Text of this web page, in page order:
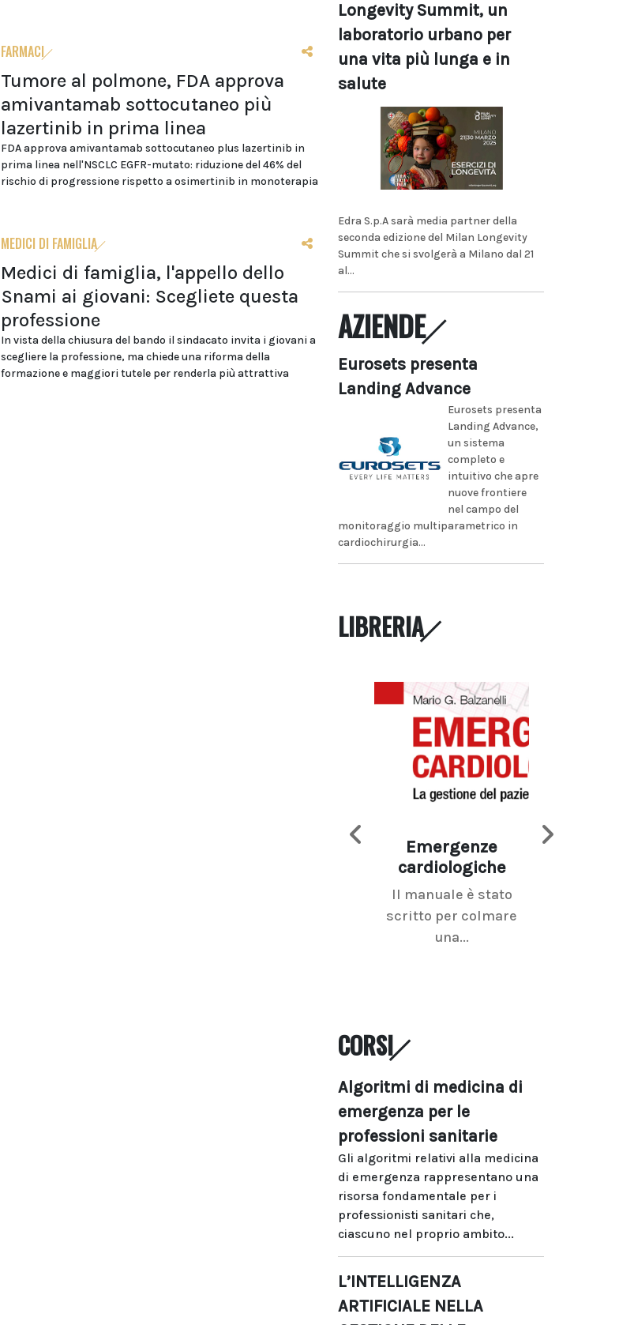
FARMACI
Tumore al polmone, FDA approva
amivantamab sottocutaneo più
lazertinib in prima linea
FDA approva amivantamab sottocutaneo plus lazertinib in
prima linea nell'NSCLC EGFR-mutato: riduzione del 46% del
rischio di progressione rispetto a osimertinib in monoterapia
MEDICI DI FAMIGLIA
Medici di famiglia, l'appello dello
Snami ai giovani: Scegliete questa
professione
In vista della chiusura del bando il sindacato invita i giovani a
scegliere la professione, ma chiede una riforma della
formazione e maggiori tutele per renderla più attrattiva
Longevity Summit, un
laboratorio urbano per
una vita più lunga e in
salute
Edra S.p.A sarà media partner della
seconda edizione del Milan Longevity
Summit che si svolgerà a Milano dal 21
al...
AZIENDE
Eurosets presenta
Landing Advance
Eurosets presenta
Landing Advance,
un sistema
completo e
intuitivo che apre
nuove frontiere
nel campo del
monitoraggio multiparametrico in
cardiochirurgia...
LIBRERIA
Emergenze
cardiologiche
Il manuale è stato
scritto per colmare
una...
CORSI
Algoritmi di medicina di
emergenza per le
professioni sanitarie
Gli algoritmi relativi alla medicina
di emergenza rappresentano una
risorsa fondamentale per i
professionisti sanitari che,
ciascuno nel proprio ambito...
L’INTELLIGENZA
ARTIFICIALE NELLA